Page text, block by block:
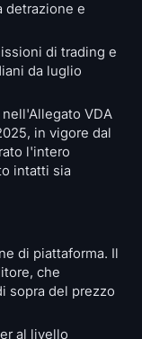
detrazione e
di trading e
da luglio
VDA
in vigore dal
l'intero
intatti sia
di piattaforma. Il
che
sopra del prezzo
al livello